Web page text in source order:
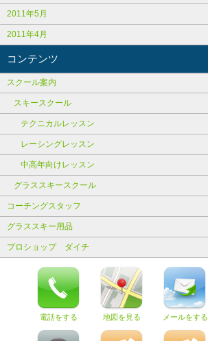
2011年5月
2011年4月
コンテンツ
スクール案内
スキースクール
テクニカルレッスン
レーシングレッスン
中高年向けレッスン
グラススキースクール
コーチングスタッフ
グラススキー用品
プロショップ ダイチ
電話をする 地図を見る メールをする